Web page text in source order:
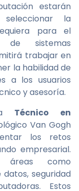
estarán
la
para el
de sistemas
trabajar en
la habilidad de
a los usuarios
y asesoría.
Técnico en
Van Gogh
los retos
empresarial.
áreas como
seguridad
Estos